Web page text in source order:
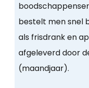
bestelt men snel
als frisdrank en
afgeleverd door
(maandjaar).